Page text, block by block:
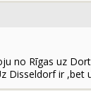
no Rīgas uz
Disseldorf ir ,bet